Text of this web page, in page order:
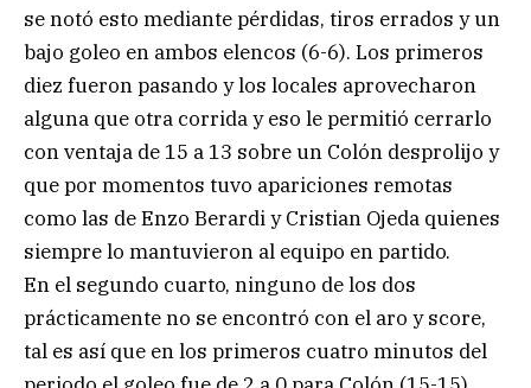
se notó esto mediante pérdidas, tiros errados y un
bajo goleo en ambos elencos (6-6). Los primeros
diez fueron pasando y los locales aprovecharon
alguna que otra corrida y eso le permitió cerrarlo
con ventaja de 15 a 13 sobre un Colón desprolijo y
que por momentos tuvo apariciones remotas
como las de Enzo Berardi y Cristian Ojeda quienes
siempre lo mantuvieron al equipo en partido.
En el segundo cuarto, ninguno de los dos
prácticamente no se encontró con el aro y score,
tal es así que en los primeros cuatro minutos del